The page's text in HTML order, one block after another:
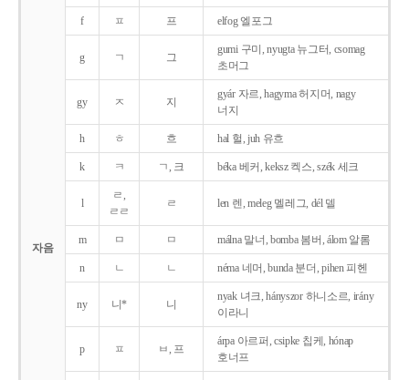
자음
f ㅍ 프 elfog 엘포그
g ㄱ 그
gumi 구미, nyugta 뉴그터, csomag
초머그
gy ㅈ 지
gyár 자르, hagyma 허지머, nagy
너지
h ㅎ 흐 hal 헐, juh 유흐
k ㅋ ㄱ, 크 béka 베커, keksz 켁스, szék 세크
l
ㄹ,
ㄹㄹ
ㄹ len 렌, meleg 멜레그, dél 델
m ㅁ ㅁ málna 말너, bomba 봄버, álom 알롬
n ㄴ ㄴ néma 네머, bunda 분더, pihen 피헨
ny 니* 니
nyak 녀크, hányszor 하니소르, irány
이라니
p ㅍ ㅂ, 프
árpa 아르퍼, csipke 칩케, hónap
호너프